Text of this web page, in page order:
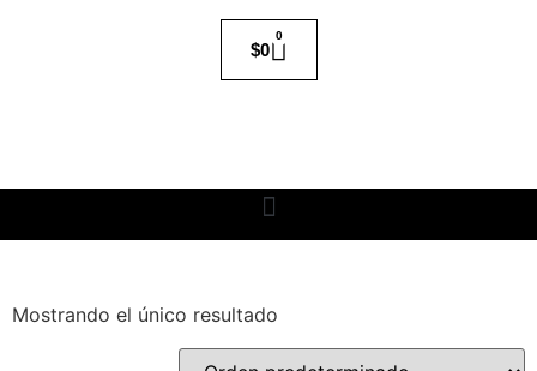
$0
0
Mostrando el único resultado